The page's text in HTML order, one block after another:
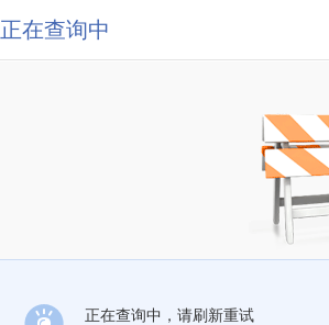
正在查询中
正在查询中，请刷新重试